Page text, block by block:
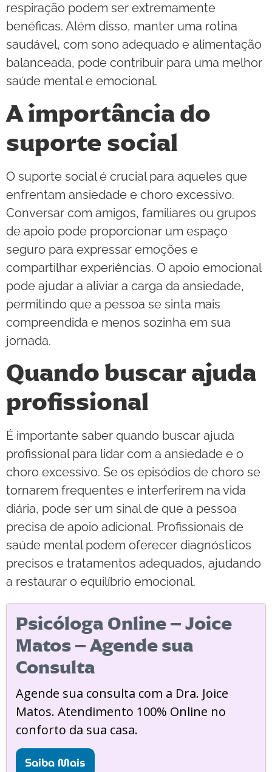
respiração podem ser extremamente
benéficas. Além disso, manter uma rotina
saudável, com sono adequado e alimentação
balanceada, pode contribuir para uma melhor
saúde mental e emocional.
A importância do
suporte social
O suporte social é crucial para aqueles que
enfrentam ansiedade e choro excessivo.
Conversar com amigos, familiares ou grupos
de apoio pode proporcionar um espaço
seguro para expressar emoções e
compartilhar experiências. O apoio emocional
pode ajudar a aliviar a carga da ansiedade,
permitindo que a pessoa se sinta mais
compreendida e menos sozinha em sua
jornada.
Quando buscar ajuda
profissional
É importante saber quando buscar ajuda
profissional para lidar com a ansiedade e o
choro excessivo. Se os episódios de choro se
tornarem frequentes e interferirem na vida
diária, pode ser um sinal de que a pessoa
precisa de apoio adicional. Profissionais de
saúde mental podem oferecer diagnósticos
precisos e tratamentos adequados, ajudando
a restaurar o equilíbrio emocional.
Psicóloga Online – Joice
Matos – Agende sua
Consulta
Agende sua consulta com a Dra. Joice
Matos. Atendimento 100% Online no
conforto da sua casa.
Saiba Mais